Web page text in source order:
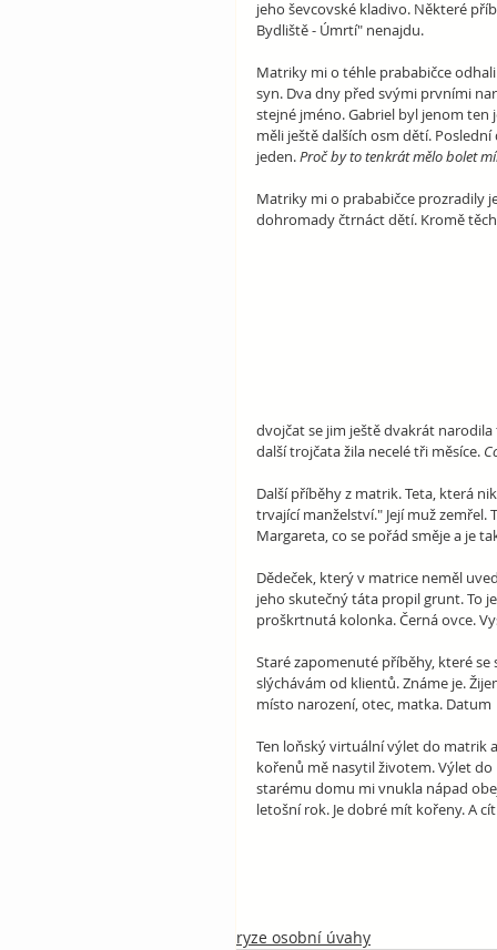
jeho ševcovské kladivo. Některé
Bydliště - Úmrtí" nenajdu.
Matriky mi o téhle prababičce
syn. Dva dny před svými prvními
stejné jméno. Gabriel byl jenom ten
měli ještě dalších osm dětí.
jeden. Proč by to tenkrát mělo bolet
Matriky mi o prababičce prozradily
dohromady čtrnáct dětí. Kromě
dvojčat se jim ještě dvakrát
další trojčata žila necelé tři měsíce.
Další příběhy z matrik. Teta, která
trvající manželství." Její muž
Margareta, co se pořád směje a je
Dědeček, který v matrice neměl
jeho skutečný táta propil grunt. To
proškrtnutá kolonka. Černá ovce.
Staré zapomenuté příběhy, které
slýchávám od klientů. Známe je.
místo narození, otec, matka.
Ten loňský virtuální výlet do matrik
kořenů mě nasytil životem. Výlet
starému domu mi vnukla nápad
letošní rok. Je dobré mít kořeny. A
ryze osobní úvahy